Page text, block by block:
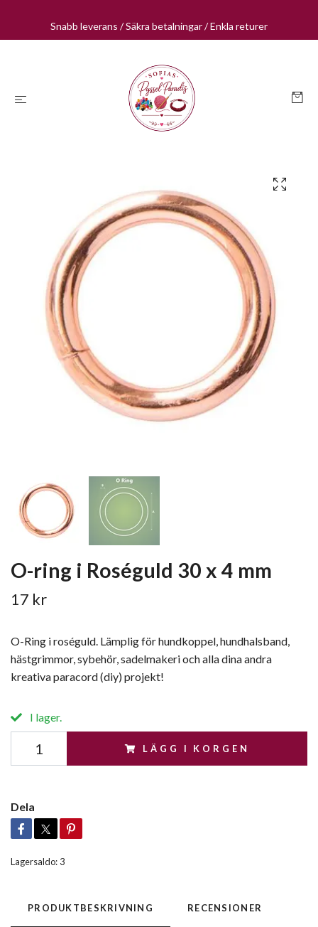
Snabb leverans / Säkra betalningar / Enkla returer
O-ring i Roséguld 30 x 4 mm
17 kr
O-Ring i roséguld. Lämplig för hundkoppel, hundhalsband,
hästgrimmor, sybehör, sadelmakeri och alla dina andra
kreativa paracord (diy) projekt!
I lager.
LÄGG I KORGEN
Dela
Lagersaldo: 3
PRODUKTBESKRIVNING RECENSIONER